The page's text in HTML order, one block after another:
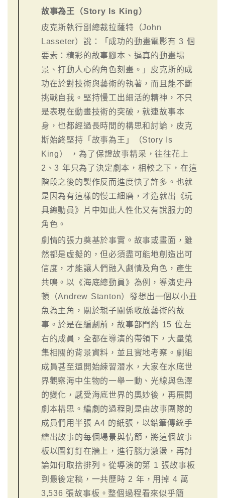
故事為王（Story Is King）
皮克斯執行副總裁拉薩特（John
Lasseter）說：「成功的動畫電影有 3 個
要素：精彩的故事腳本、逼真的動畫場
景、打動人心的角色刻畫。」皮克斯的成
功在於對技術與藝術的執著，而且能不斷
挑戰自我。堅持慢工出細活的精神，不只
是表現在動畫技術的突破，就連故事本
身，也都經過長時間的構思和討論，皮克
斯始終堅持「故事為王」（Story Is
King） ，為了保證故事精采，往往花上
2、3 年只為了決定劇本，相較之下，在這
階段之後的製作反而進度快了許多。也就
是因為有這樣的慢工細磨，才造就出《玩
具總動員》片中如此人性化又有說服力的
角色。
劇情的張力奠基於事實。故事或畫面，雖
然都是虛擬的，但必須盡可能地創造出可
信度，才能讓人們融入劇情及角色，產生
共鳴。以《海底總動員》為例，導演史丹
頓（Andrew Stanton）發想出一個以小丑
魚為主角，關於親子關係收放藝術的故
事。於是在編劇前，故事部門約 15 位左
右的成員，全都在導演的帶領下，大量蒐
集相關的背景資料，並且實地考察。劇組
成員甚至還開始練習潛水，大家在水底世
界觀察海中生物的一舉一動、光線與色澤
的變化，感受海底世界的奧妙後，再展開
劇本構思。編劇的過程則是由故事團隊的
成員們用半張 A4 的紙張，以鉛筆傳統手
繪出故事的每個場景與情節，將這個故事
板以圖釘釘在牆上，進行腦力激盪，再討
論如何取捨排列。從導演的第 1 張故事板
到最後定稿，一共歷時 2 年，用掉 4 萬
3,536 張故事板。整個過程看來似乎簡